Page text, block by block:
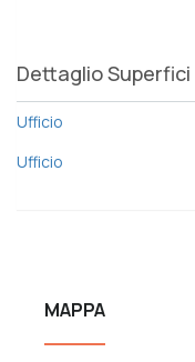
Dettaglio Superfici
Ufficio
Ufficio
MAPPA